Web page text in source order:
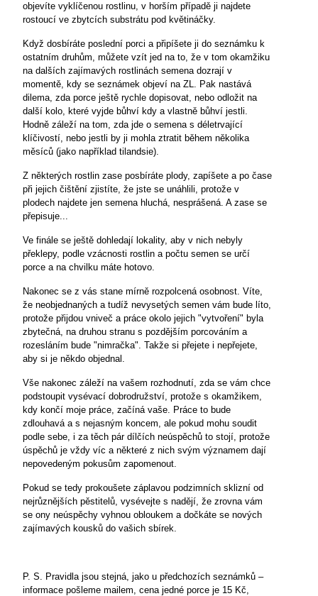
objevíte vyklíčenou rostlinu, v horším případě ji najdete
rostoucí ve zbytcích substrátu pod květináčky.
Když dosbíráte poslední porci a připíšete ji do seznámku k
ostatním druhům, můžete vzít jed na to, že v tom okamžiku
na dalších zajímavých rostlinách semena dozrají v
momentě, kdy se seznámek objeví na ZL. Pak nastává
dilema, zda porce ještě rychle dopisovat, nebo odložit na
další kolo, které vyjde bůhví kdy a vlastně bůhví jestli.
Hodně záleží na tom, zda jde o semena s déletrvající
klíčivostí, nebo jestli by ji mohla ztratit během několika
měsíců (jako například tilandsie).
Z některých rostlin zase posbíráte plody, zapíšete a po čase
při jejich čištění zjistíte, že jste se unáhlili, protože v
plodech najdete jen semena hluchá, nesprášená. A zase se
přepisuje...
Ve finále se ještě dohledají lokality, aby v nich nebyly
překlepy, podle vzácnosti rostlin a počtu semen se určí
porce a na chvilku máte hotovo.
Nakonec se z vás stane mírně rozpolcená osobnost. Víte,
že neobjednaných a tudíž nevysetých semen vám bude líto,
protože přijdou vniveč a práce okolo jejich "vytvoření" byla
zbytečná, na druhou stranu s pozdějším porcováním a
rozesláním bude "nimračka". Takže si přejete i nepřejete,
aby si je někdo objednal.
Vše nakonec záleží na vašem rozhodnutí, zda se vám chce
podstoupit vysévací dobrodružství, protože s okamžikem,
kdy končí moje práce, začíná vaše. Práce to bude
zdlouhavá a s nejasným koncem, ale pokud mohu soudit
podle sebe, i za těch pár dílčích neúspěchů to stojí, protože
úspěchů je vždy víc a některé z nich svým významem dají
nepovedeným pokusům zapomenout.
Pokud se tedy prokoušete záplavou podzimních sklizní od
nejrůznějších pěstitelů, vysévejte s nadějí, že zrovna vám
se ony neúspěchy vyhnou obloukem a dočkáte se nových
zajímavých kousků do vašich sbírek.
P. S. Pravidla jsou stejná, jako u předchozích seznámků –
informace pošleme mailem, cena jedné porce je 15 Kč,